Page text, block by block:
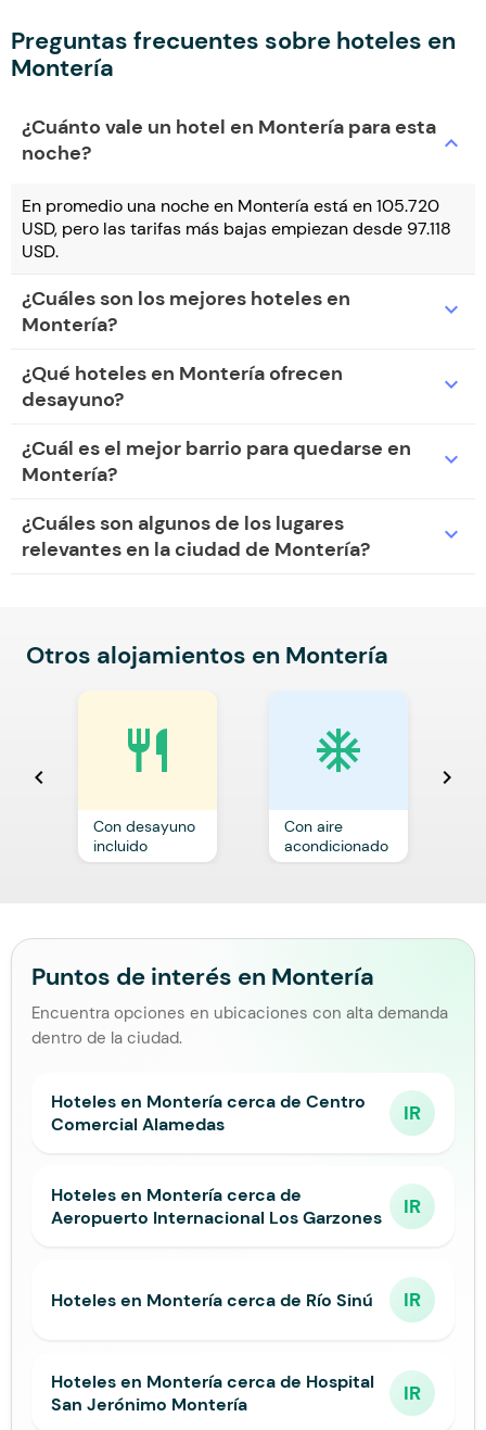
Preguntas frecuentes sobre hoteles en
Montería
¿Cuánto vale un hotel en Montería para esta
noche?
expand_more
En promedio una noche en Montería está en 105.720
USD, pero las tarifas más bajas empiezan desde 97.118
USD.
¿Cuáles son los mejores hoteles en
Montería?
expand_more
¿Qué hoteles en Montería ofrecen
desayuno?
expand_more
¿Cuál es el mejor barrio para quedarse en
Montería?
expand_more
¿Cuáles son algunos de los lugares
relevantes en la ciudad de Montería?
expand_more
Otros alojamientos en Montería
chevron_left
restaurant
Con desayuno
incluido
ac_unit
Con aire
acondicionado
chevron_right
Puntos de interés en Montería
Encuentra opciones en ubicaciones con alta demanda
dentro de la ciudad.
Hoteles en Montería cerca de Centro
Comercial Alamedas
IR
Hoteles en Montería cerca de
Aeropuerto Internacional Los Garzones
IR
Hoteles en Montería cerca de Río Sinú IR
Hoteles en Montería cerca de Hospital
San Jerónimo Montería
IR